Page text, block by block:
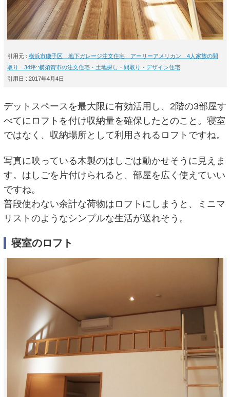
引用元 : 横浜市磯子区 地下ガレージ注文住宅 アーリーアメリカン 4人家族の間
取り 34坪::横須賀市の注文住宅・土地探し・間取り・デザイン住宅
引用日 : 2017年4月4日
デットスペースを最大限に有効活用し、2階の3部屋す
べてにロフトを付け収納量を確保したとのこと。寝室
ではなく、収納場所として利用されるロフトですね。
写真に映っている木製のはしごは動かせそうに見えま
す。はしごを片付けられると、部屋を広く使えていい
ですね。
普段使わない余計な荷物はロフトにしまうと、ミニマ
リストのようなシンプルな生活が送れそう。
寝室のロフト